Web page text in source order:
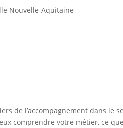
Nouvelle-Aquitaine
de l’accompagnement dans le
comprendre votre métier, ce